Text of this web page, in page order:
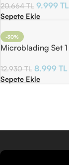
20.664TL 9.999 TL
Sepete Ekle
-30%
Microblading Set 1
12.930TL 8.999 TL
Sepete Ekle